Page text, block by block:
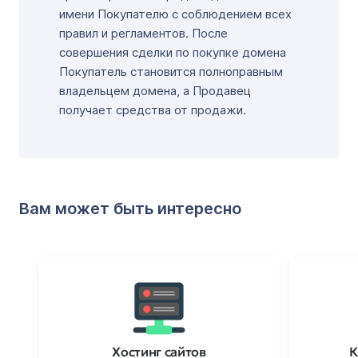
имени Покупателю с соблюдением всех
правил и регламентов. После
совершения сделки по покупке домена
Покупатель становится полноправным
владельцем домена, а Продавец
получает средства от продажи.
Вам может быть интересно
Хостинг сайтов